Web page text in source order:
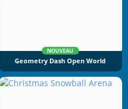
NOUVEAU
Geometry Dash Open World